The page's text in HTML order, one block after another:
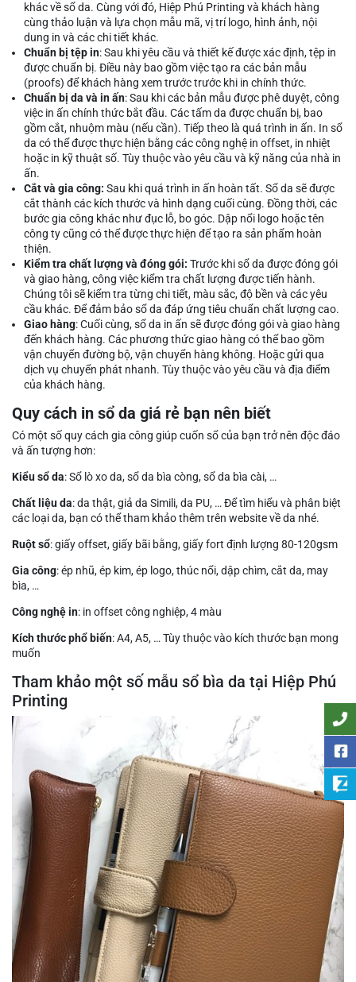
khác về sổ da. Cùng với đó, Hiệp Phú Printing và khách hàng
cùng thảo luận và lựa chọn mẫu mã, vị trí logo, hình ảnh, nội
dung in và các chi tiết khác.
Chuẩn bị tệp in: Sau khi yêu cầu và thiết kế được xác định, tệp in
được chuẩn bị. Điều này bao gồm việc tạo ra các bản mẫu
(proofs) để khách hàng xem trước trước khi in chính thức.
Chuẩn bị da và in ấn: Sau khi các bản mẫu được phê duyệt, công
việc in ấn chính thức bắt đầu. Các tấm da được chuẩn bị, bao
gồm cắt, nhuộm màu (nếu cần). Tiếp theo là quá trình in ấn. In sổ
da có thể được thực hiện bằng các công nghệ in offset, in nhiệt
hoặc in kỹ thuật số. Tùy thuộc vào yêu cầu và kỹ năng của nhà in
ấn.
Cắt và gia công: Sau khi quá trình in ấn hoàn tất. Sổ da sẽ được
cắt thành các kích thước và hình dạng cuối cùng. Đồng thời, các
bước gia công khác như đục lỗ, bo góc. Dập nổi logo hoặc tên
công ty cũng có thể được thực hiện để tạo ra sản phẩm hoàn
thiện.
Kiểm tra chất lượng và đóng gói: Trước khi sổ da được đóng gói
và giao hàng, công việc kiểm tra chất lượng được tiến hành.
Chúng tôi sẽ kiểm tra từng chi tiết, màu sắc, độ bền và các yêu
cầu khác. Để đảm bảo sổ da đáp ứng tiêu chuẩn chất lượng cao.
Giao hàng: Cuối cùng, sổ da in ấn sẽ được đóng gói và giao hàng
đến khách hàng. Các phương thức giao hàng có thể bao gồm
vận chuyển đường bộ, vận chuyển hàng không. Hoặc gửi qua
dịch vụ chuyển phát nhanh. Tùy thuộc vào yêu cầu và địa điểm
của khách hàng.
Quy cách in sổ da giá rẻ bạn nên biết
Có một số quy cách gia công giúp cuốn sổ của bạn trở nên độc đáo
và ấn tượng hơn:
Kiểu sổ da: Sổ lò xo da, sổ da bìa còng, sổ da bìa cài, …
Chất liệu da: da thật, giả da Simili, da PU, … Để tìm hiểu và phân biệt
các loại da, bạn có thể tham khảo thêm trên website về da nhé.
Ruột sổ: giấy offset, giấy bãi bằng, giấy fort định lượng 80-120gsm
Gia công: ép nhũ, ép kim, ép logo, thúc nổi, dập chìm, cắt da, may
bìa, …
Công nghệ in: in offset công nghiệp, 4 màu
Kích thước phổ biến: A4, A5, … Tùy thuộc vào kích thước bạn mong
muốn
Tham khảo một số mẫu sổ bìa da tại Hiệp Phú
Printing